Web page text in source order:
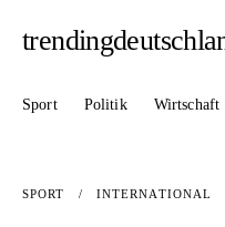
Sport Politik Wirtschaft
SPORT / INTERNATIONAL